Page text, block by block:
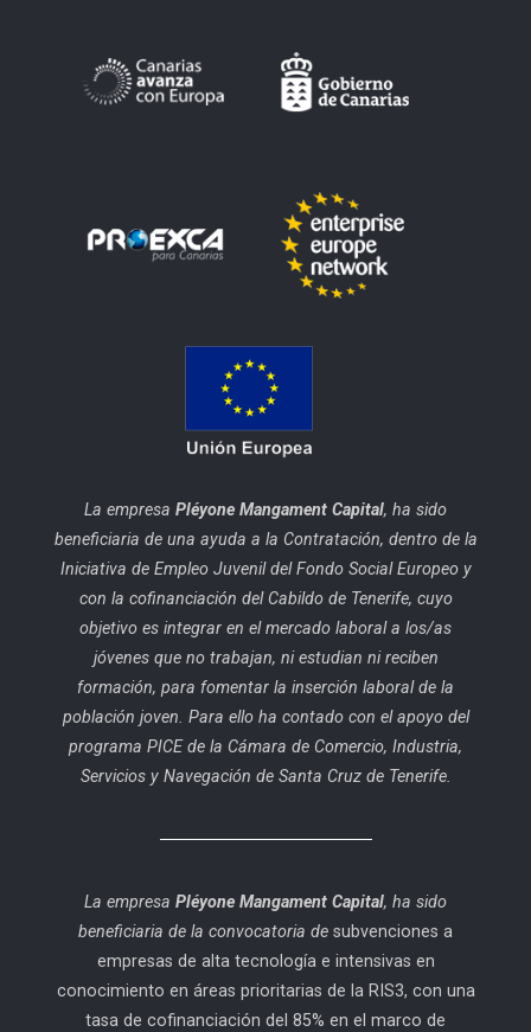
La empresa Pléyone Mangament Capital, ha sido
beneficiaria de una ayuda a la Contratación, dentro de la
Iniciativa de Empleo Juvenil del Fondo Social Europeo y
con la cofinanciación del Cabildo de Tenerife, cuyo
objetivo es integrar en el mercado laboral a los/as
jóvenes que no trabajan, ni estudian ni reciben
formación, para fomentar la inserción laboral de la
población joven. Para ello ha contado con el apoyo del
programa PICE de la Cámara de Comercio, Industria,
Servicios y Navegación de Santa Cruz de Tenerife.
La empresa Pléyone Mangament Capital, ha sido
beneficiaria de la convocatoria de subvenciones a
empresas de alta tecnología e intensivas en
conocimiento en áreas prioritarias de la RIS3, con una
tasa de cofinanciación del 85% en el marco de